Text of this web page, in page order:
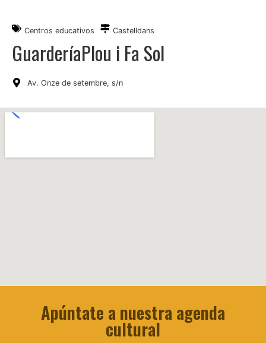
Centros educativos Castelldans
GuarderíaPlou i Fa Sol
Av. Onze de setembre, s/n
Apúntate a nuestra agenda
cultural